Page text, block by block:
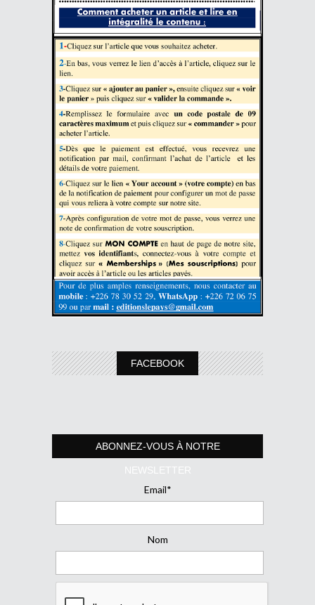
FACEBOOK
ABONNEZ-VOUS À NOTRE
NEWSLETTER
Email*
Nom